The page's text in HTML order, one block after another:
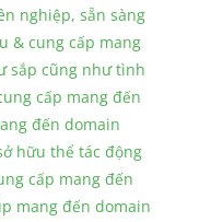
nghiệp, sẵn sàng
& cung cấp mang
sắp cũng như tình
cấp mang đến
đến domain
hữu thể tác động
cấp mang đến
mang đến domain